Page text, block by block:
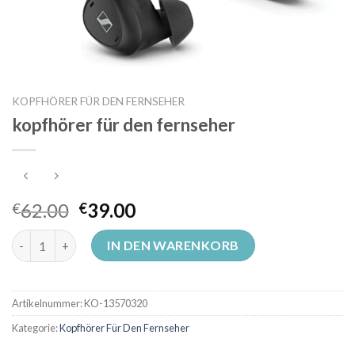
KOPFHÖRER FÜR DEN FERNSEHER
kopfhörer für den fernseher
€62.00 €39.00
kopfhörer für den fernseher Menge
IN DEN WARENKORB
Artikelnummer:KO-13570320
Kategorie:Kopfhörer Für Den Fernseher